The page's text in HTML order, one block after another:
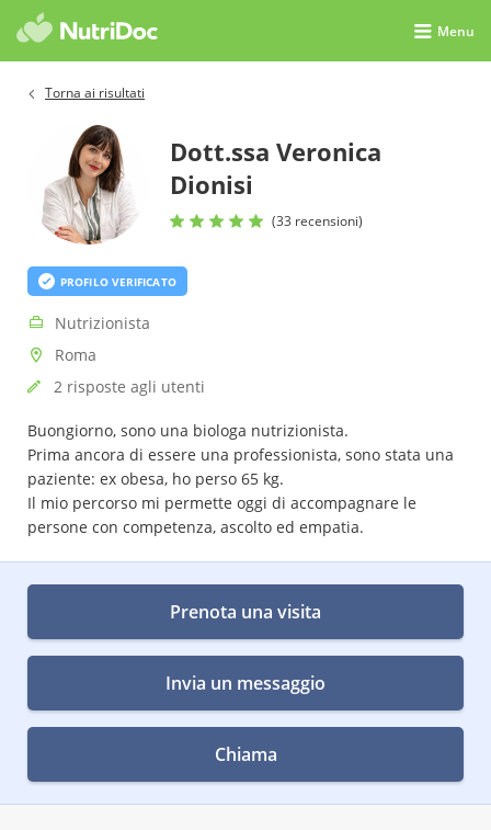
Menu
Torna ai risultati
Dott.ssa Veronica
Dionisi
(33 recensioni)
PROFILO VERIFICATO
Nutrizionista
Roma
2 risposte agli utenti
Buongiorno, sono una biologa nutrizionista.
Prima ancora di essere una professionista, sono stata una
paziente: ex obesa, ho perso 65 kg.
Il mio percorso mi permette oggi di accompagnare le
persone con competenza, ascolto ed empatia.
Prenota una visita
Invia un messaggio
Chiama